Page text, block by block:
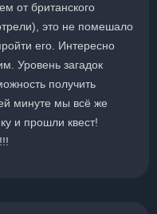
от британского
это не помешало
его. Интересно
Уровень загадок
получить
минуте мы всё же
и прошли квест!